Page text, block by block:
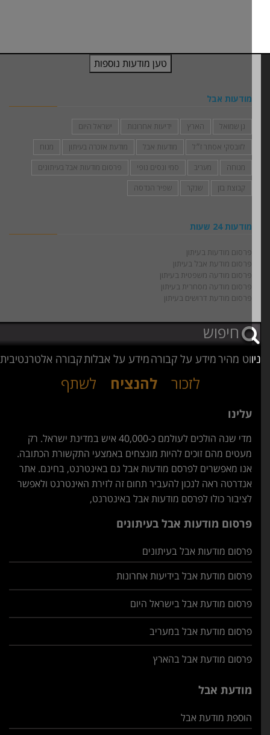
מודעות אבל
גן שמואל הארץ ידיעות אחרונות
ישראל היום
לזובסקי אסתר ז״ל
מודעות אבל מודעת אזכרה בעיתון
מנוח
מעריב סמי ונסים נופי
פרסום מודעות אבל בעיתונים
קבוצת בזן
שנקר שפיר הנדסה
מודעות 24 שעות
פרסום מודעות בעיתון
פרסום מודעת אבל בעיתון
פרסום מודעה משפטית בעיתון
פרסום מודעה מסחרית בעיתון
פרסום מודעת דרושים בעיתון
מהירמידע על קבורהמידע על אבלותקבורה אלטרנטיבית
לזכור להנציח לשתף
עלינו
מדי שנה הולכים לעולמם כ-40,000 איש במדינת ישראל. רק
מעטים מהם זוכים להיות מונצחים באמצעי התקשורת הכתובה.
אנו מאפשרים לפרסם מודעות אבל גם באינטרנט, בחינם. אתר
אנדרטה ראה לנכון להעביר תחום זה לזירת האינטרנט ולאפשר
לציבור כולו לפרסם מודעות אבל באינטרנט,
פרסום מודעות אבל בעיתונים
פרסום מודעות אבל בעיתונים
פרסום מודעת אבל בידיעות אחרונות
פרסום מודעת אבל בישראל היום
פרסום מודעת אבל במעריב
פרסום מודעת אבל בהארץ
מודעת אבל
הוספת מודעת אבל